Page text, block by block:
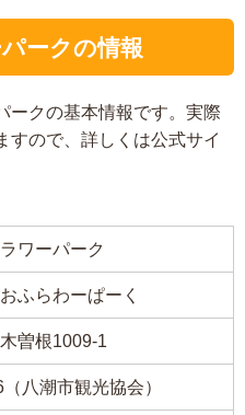
ークの情報
ークの基本情報です。実際
すので、詳しくは公式サイ
ワーパーク
ふらわーぱーく
曽根1009-1
八潮市観光協会）